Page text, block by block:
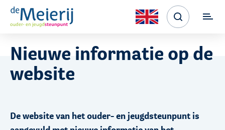
Nieuwe informatie op de
website
De website van het ouder- en jeugdsteunpunt is